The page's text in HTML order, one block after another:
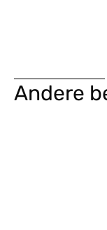
Andere